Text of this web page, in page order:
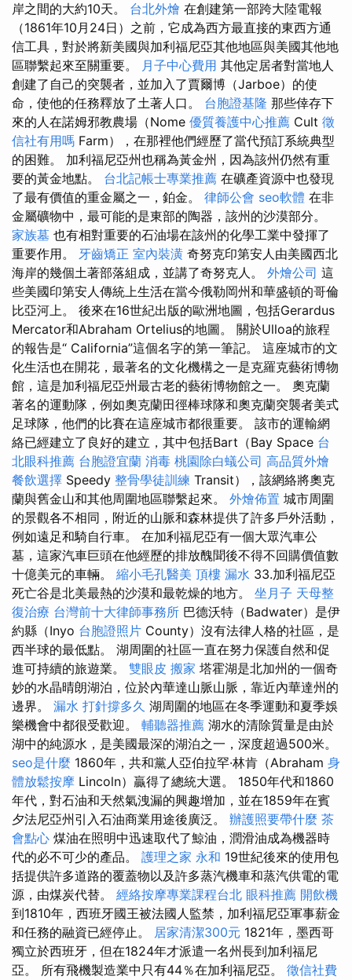
岸之間的大約10天。 台北外燴 在創建第一部跨大陸電報
（1861年10月24日）之前，它成為西方最直接的東西方通
信工具，對於將新美國與加利福尼亞其他地區與美國其他地
區聯繫起來至關重要。 月子中心費用 其他定居者對當地人
創建了自己的突襲者，並加入了賈爾博（Jarboe）的使
命，使他的任務釋放了土著人口。 台胞證基隆 那些倖存下
來的人在諾姆邪教農場（Nome 優質養護中心推薦 Cult 徵
信社有用嗎 Farm），在那裡他們經歷了當代預訂系統典型
的困難。 加利福尼亞州也稱為黃金州，因為該州仍然有重
要的黃金地點。 台北記帳士專業推薦 在礦產資源中也發現
了最有價值的重金屬之一，鉑金。 律師公會 seo軟體 在非
金屬礦物中，最可能的是東部的陶器，該州的沙漠部分。
家族墓 也有相對重要的石油場在該州的化學工業中發揮了
重要作用。 牙齒矯正 室內裝潢 奇努克印第安人由美國西北
海岸的幾個土著部落組成，並講了奇努克人。 外燴公司 這
些美國印第安人傳統上生活在當今俄勒岡州和華盛頓的哥倫
比亞河上。 後來在16世紀出版的歐洲地圖，包括Gerardus
Mercator和Abraham Ortelius的地圖。 關於Ulloa的旅程
的報告是“ California”這個名字的第一筆記。 這座城市的文
化生活也在開花，最著名的文化機構之一是克羅克藝術博物
館，這是加利福尼亞州最古老的藝術博物館之一。 奧克蘭
著名的運動隊，例如奧克蘭田徑棒球隊和奧克蘭突襲者美式
足球隊，他們的比賽在這座城市都很重要。 該市的運輸網
絡已經建立了良好的建立，其中包括Bart（Bay Space 台
北眼科推薦 台胞證宜蘭 消毒 桃園除白蟻公司 高品質外燴
餐飲選擇 Speedy 整骨學徒訓練 Transit），該網絡將奧克
蘭與舊金山和其他周圍地區聯繫起來。 外燴佈置 城市周圍
的景觀各不相同，附近的山脈和森林提供了許多戶外活動，
例如遠足和騎自行車。 在加利福尼亞有一個大眾汽車公
墓，這家汽車巨頭在他經歷的排放醜聞後不得不回購價值數
十億美元的車輛。 縮小毛孔醫美 頂樓 漏水 33.加利福尼亞
死亡谷是北美最熱的沙漠和最乾燥的地方。 坐月子 天母整
復治療 台灣前十大律師事務所 巴德沃特（Badwater）是伊
約縣（Inyo 台胞證照片 County）沒有法律人格的社區，是
西半球的最低點。 湖周圍的社區一直在努力保護自然和促
進可持續的旅遊業。 雙眼皮 搬家 塔霍湖是北加州的一個奇
妙的水晶晴朗湖泊，位於內華達山脈山脈，靠近內華達州的
邊界。 漏水 打針撐多久 湖周圍的地區在冬季運動和夏季娛
樂機會中都很受歡迎。 輔聽器推薦 湖水的清除質量是由於
湖中的純源水，是美國最深的湖泊之一，深度超過500米。
seo是什麼 1860年，共和黨人亞伯拉罕·林肯（Abraham 身
體放鬆按摩 Lincoln）贏得了總統大選。 1850年代和1860
年代，對石油和天然氣洩漏的興趣增加，並在1859年在賓
夕法尼亞州引入石油商業用途後廣泛。 辦護照要帶什麼 茶
會點心 煤油在照明中迅速取代了鯨油，潤滑油成為機器時
代的必不可少的產品。 護理之家 永和 19世紀後來的使用包
括提供許多道路的覆蓋物以及許多蒸汽機車和蒸汽供電的電
源，由煤炭代替。 經絡按摩專業課程台北 眼科推薦 開飲機
到1810年，西班牙國王被法國人監禁，加利福尼亞軍事薪金
和任務的融資已經停止。 居家清潔300元 1821年，墨西哥
獨立於西班牙，但在1824年才派遣一名州長到加利福尼
亞。 所有飛機製造業中只有44％在加利福尼亞。 徵信社費